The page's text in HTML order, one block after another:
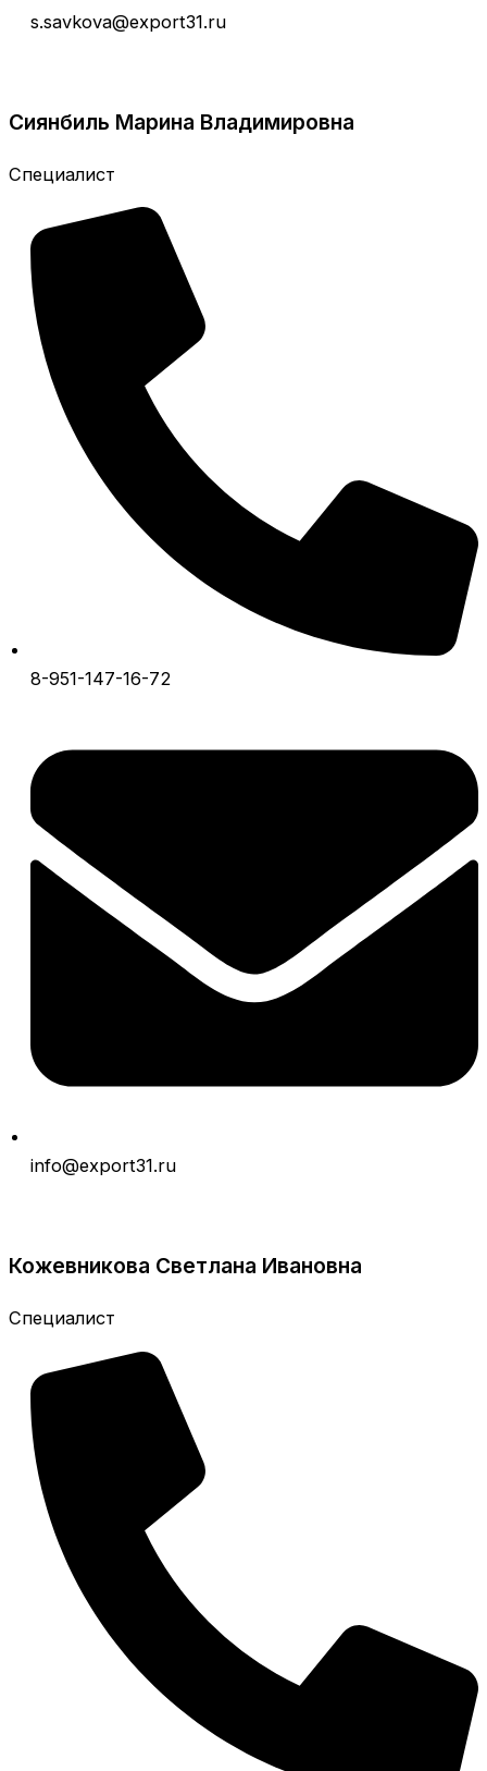
s.savkova@export31.ru
Сиянбиль Марина Владимировна
Специалист
8-951-147-16-72
info@export31.ru
Кожевникова Светлана Ивановна
Cпециалист